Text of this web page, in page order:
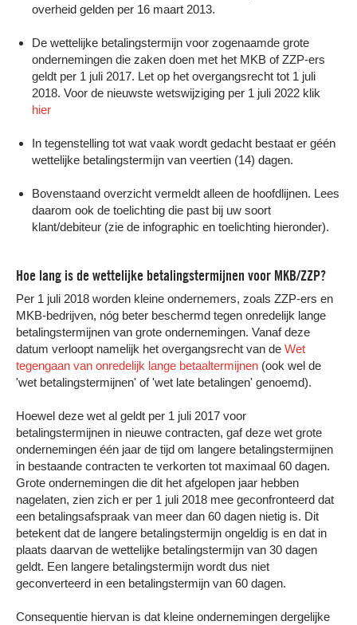
overheid gelden per 16 maart 2013.
De wettelijke betalingstermijn voor zogenaamde grote
ondernemingen die zaken doen met het MKB of ZZP-ers
geldt per 1 juli 2017. Let op het overgangsrecht tot 1 juli
2018. Voor de nieuwste wetswijziging per 1 juli 2022 klik
hier
In tegenstelling tot wat vaak wordt gedacht bestaat er géén
wettelijke betalingstermijn van veertien (14) dagen.
Bovenstaand overzicht vermeldt alleen de hoofdlijnen. Lees
daarom ook de toelichting die past bij uw soort
klant/debiteur (zie de infographic en toelichting hieronder).
Hoe lang is de wettelijke betalingstermijnen voor MKB/ZZP?
Per 1 juli 2018 worden kleine ondernemers, zoals ZZP-ers en
MKB-bedrijven, nóg beter beschermd tegen onredelijk lange
betalingstermijnen van grote ondernemingen. Vanaf deze
datum verloopt namelijk het overgangsrecht van de Wet
tegengaan van onredelijk lange betaaltermijnen (ook wel de
'wet betalingstermijnen' of 'wet late betalingen' genoemd).
Hoewel deze wet al geldt per 1 juli 2017 voor
betalingstermijnen in nieuwe contracten, gaf deze wet grote
ondernemingen één jaar de tijd om langere betalingstermijnen
in bestaande contracten te verkorten tot maximaal 60 dagen.
Grote ondernemingen die dit het afgelopen jaar hebben
nagelaten, zien zich er per 1 juli 2018 mee geconfronteerd dat
een betalingsafspraak van meer dan 60 dagen nietig is. Dit
betekent dat de langere betalingstermijn ongeldig is en dat in
plaats daarvan de wettelijke betalingstermijn van 30 dagen
geldt. Een langere betalingstermijn wordt dus niet
geconverteerd in een betalingstermijn van 60 dagen.
Consequentie hiervan is dat kleine ondernemingen dergelijke